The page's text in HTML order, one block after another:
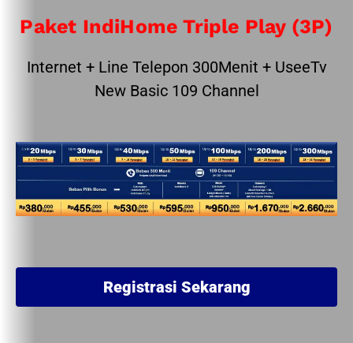
Paket IndiHome Triple Play (3P)
Internet + Line Telepon 300Menit + UseeTv
New Basic 109 Channel
Registrasi Sekarang